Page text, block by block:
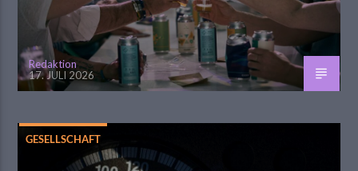
Redaktion
17. JULI 2026
GESELLSCHAFT